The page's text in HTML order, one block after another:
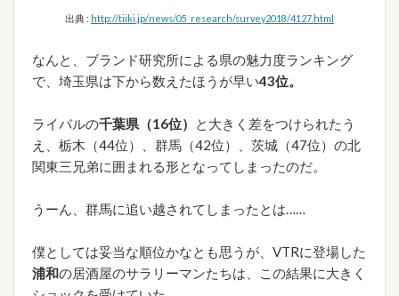
出典 : http://tiiki.jp/news/05_research/survey2018/4127.html
なんと、ブランド研究所による県の魅力度ランキング
で、埼玉県は下から数えたほうが早い43位。
ライバルの千葉県（16位）
と大きく差をつけられたう
え、栃木（44位）、群馬（42位）、茨城（47位）の北
関東三兄弟に囲まれる形となってしまったのだ。
うーん、群馬に追い越されてしまったとは……
僕としては妥当な順位かなとも思うが、VTRに登場した
浦和の居酒屋のサラリーマンたちは、この結果に大きく